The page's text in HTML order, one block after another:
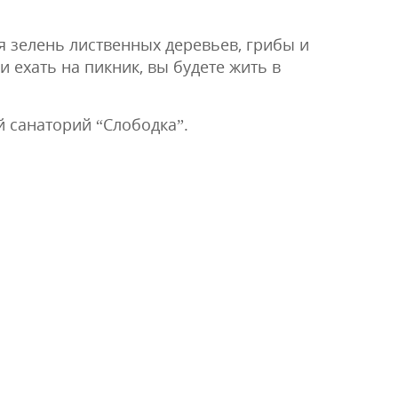
лиственных деревьев, грибы и
ехать на пикник, вы будете жить в
“Слободка”.